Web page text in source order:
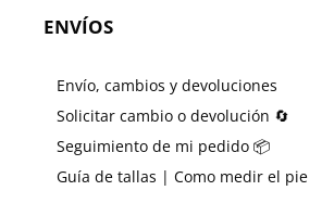
ENVÍOS
Envío, cambios y devoluciones
Solicitar cambio o devolución 🔄
Seguimiento de mi pedido 📦
Guía de tallas | Como medir el pie